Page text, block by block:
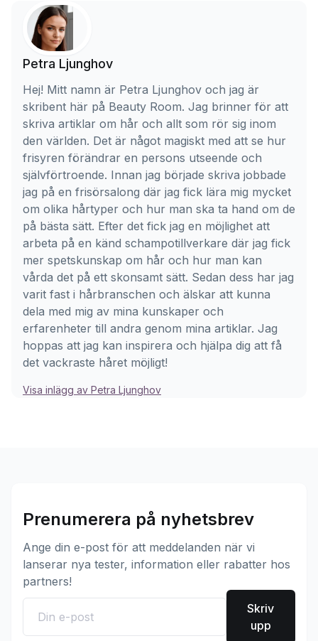
Petra Ljunghov
Hej! Mitt namn är Petra Ljunghov och jag är
skribent här på Beauty Room. Jag brinner för att
skriva artiklar om hår och allt som rör sig inom
den världen. Det är något magiskt med att se hur
frisyren förändrar en persons utseende och
självförtroende. Innan jag började skriva jobbade
jag på en frisörsalong där jag fick lära mig mycket
om olika hårtyper och hur man ska ta hand om de
på bästa sätt. Efter det fick jag en möjlighet att
arbeta på en känd schampotillverkare där jag fick
mer spetskunskap om hår och hur man kan
vårda det på ett skonsamt sätt. Sedan dess har jag
varit fast i hårbranschen och älskar att kunna
dela med mig av mina kunskaper och
erfarenheter till andra genom mina artiklar. Jag
hoppas att jag kan inspirera och hjälpa dig att få
det vackraste håret möjligt!
Visa inlägg av Petra Ljunghov
Prenumerera på nyhetsbrev
Ange din e-post för att meddelanden när vi
lanserar nya tester, information eller rabatter hos
partners!
Skriv
upp